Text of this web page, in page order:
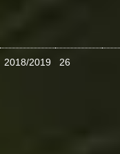
2018/2019 26